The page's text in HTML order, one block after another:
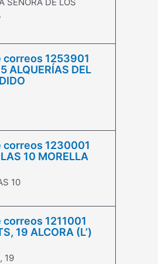
correos 1253901
ALQUERÍAS DEL
correos 1230001
10 MORELLA
10
1211001
19 ALCORA (L’)
19